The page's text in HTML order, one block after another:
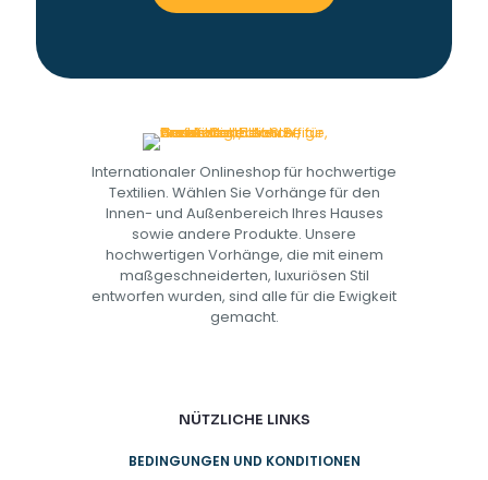
Internationaler Onlineshop für hochwertige
Textilien. Wählen Sie Vorhänge für den
Innen- und Außenbereich Ihres Hauses
sowie andere Produkte. Unsere
hochwertigen Vorhänge, die mit einem
maßgeschneiderten, luxuriösen Stil
entworfen wurden, sind alle für die Ewigkeit
gemacht.
NÜTZLICHE LINKS
BEDINGUNGEN UND KONDITIONEN